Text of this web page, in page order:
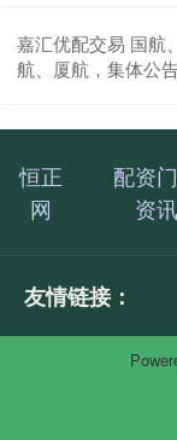
嘉汇优配交易 国航
航、厦航，集体公
恒正
网
配资
资讯
友情链接：